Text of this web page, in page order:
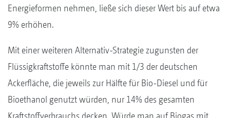
Energieformen nehmen, ließe sich dieser Wert bis auf etwa
9% erhöhen.
Mit einer weiteren Alternativ-Strategie zugunsten der
Flüssigkraftstoffe könnte man mit 1/3 der deutschen
Ackerfläche, die jeweils zur Hälfte für Bio-Diesel und für
Bioethanol genutzt würden, nur 14% des gesamten
Kraftstoffverbrauchs decken. Würde man auf Biogas mit